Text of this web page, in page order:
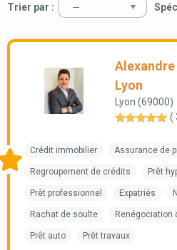
Trier par :
Lyon
Lyon (69000)
(
Crédit immobilier Assurance de
Regroupement de crédits Prêt
Prêt professionnel Expatriés
Rachat de soulte Renégociation
Prêt auto Prêt travaux